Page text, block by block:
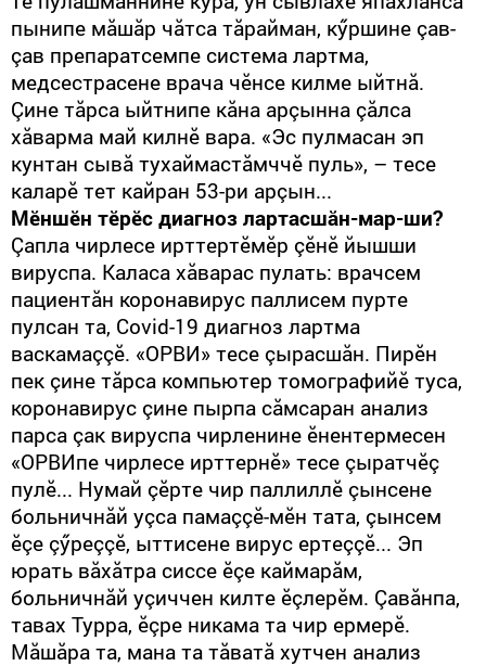
пынипе мăшăр чăтса тăрайман, кӳршине çав-
çав препаратсемпе система лартма,
медсестрасене врача чӗнсе килме ыйтнă.
Çине тăрса ыйтнипе кăна арçынна çăлса
хăварма май килнӗ вара. «Эс пулмасан эп
кунтан сывă тухаймастăмччӗ пуль», – тесе
каларӗ тет кайран 53-ри арçын...
Мӗншӗн тӗрӗс диагноз лартасшăн-мар-ши?
Çапла чирлесе ирттертӗмӗр çӗнӗ йышши
вируспа. Каласа хăварас пулать: врачсем
пациентăн коронавирус паллисем пурте
пулсан та, Covid-19 диагноз лартма
васкамаççӗ. «ОРВИ» тесе çырасшăн. Пирӗн
пек çине тăрса компьютер томографийӗ туса,
коронавирус çине пырпа сăмсаран анализ
парса çак вируспа чирленине ӗнентермесен
«ОРВИпе чирлесе ирттернӗ» тесе çыратчӗç
пулӗ... Нумай çӗрте чир паллиллӗ çынсене
больничнăй уçса памаççӗ-мӗн тата, çынсем
ӗçе çӳреççӗ, ыттисене вирус ертеççӗ... Эп
юрать вăхăтра сиссе ӗçе каймарăм,
больничнăй уçиччен килте ӗçлерӗм. Çавăнпа,
тавах Турра, ӗçре никама та чир ермерӗ.
Мăшăра та, мана та тăватă хутчен анализ